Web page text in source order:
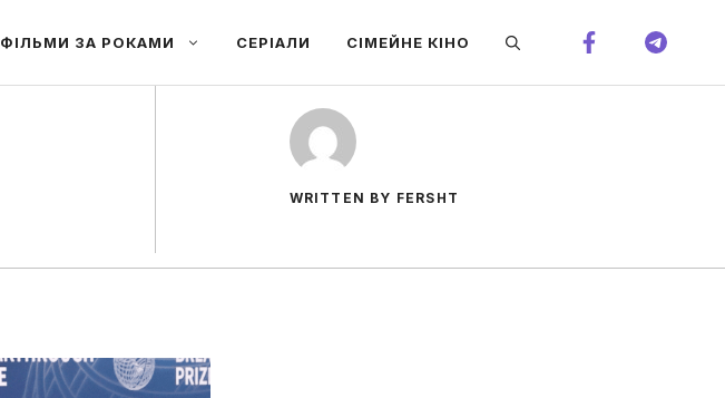
ФІЛЬМИ ЗА РОКАМИ СЕРІАЛИ СІМЕЙНЕ КІНО
WRITTEN BY FERSHT